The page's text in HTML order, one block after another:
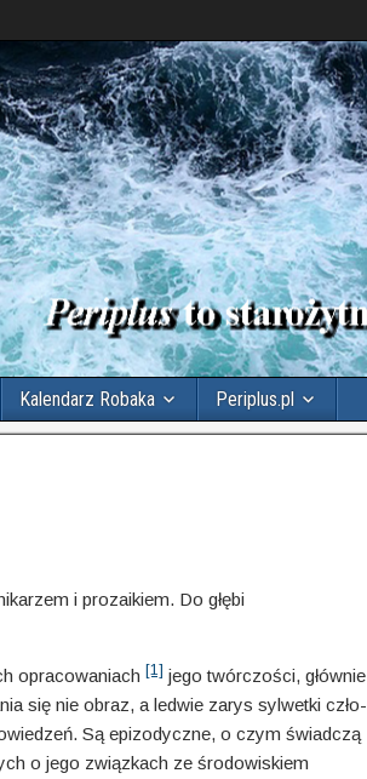
Kalendarz Robaka Periplus.pl
i prozaikiem. Do głębi
opracowaniach [1] jego twórczości, głównie
się nie obraz, a ledwie zarys sylwetki czło­
Są epizodyczne, o czym świadczą
o jego związkach ze środowiskiem